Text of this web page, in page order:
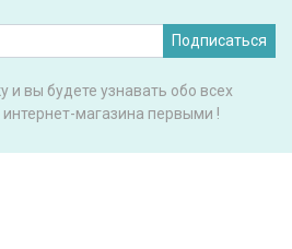
Подписаться
и вы будете узнавать обо всех
магазина первыми !